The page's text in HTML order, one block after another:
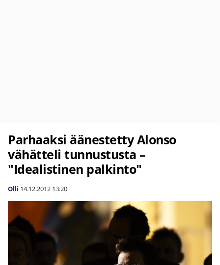
Parhaaksi äänestetty Alonso
vähätteli tunnustusta –
"Idealistinen palkinto"
Olli 14.12.2012 13:20